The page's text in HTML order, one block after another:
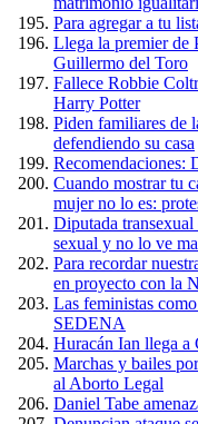
Para agregar a tu
Llega la premier de
Guillermo del Toro
Fallece Robbie
Harry Potter
Piden familiares de
defendiendo su casa
Recomendaciones:
Cuando mostrar tu
mujer no lo es:
Diputada transexual
sexual y no lo ve
Para recordar
en proyecto con la
Las feministas
SEDENA
Huracán Ian llega a
Marchas y bailes
al Aborto Legal
Daniel Tabe